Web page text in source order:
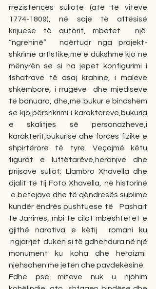
rrezistencës suliote (atë të viteve
1774-1809), në saje të aftësisë
krijuese të autorit, mbetet  një
“ngrehinë”  ndërtuar nga projekt-
shkrime artistike,më e dukshme kjo në
mënyrën se si na jepet konfigurimi i
fshatrave të asaj krahine, i maleve
shkëmbore, i rrugëve  dhe mjediseve
të banuara, dhe,më bukur e bindshëm
se kjo,përshkrimi i karaktereve,bukuria
e skalitjes së personazheve,i
karakterit,bukurisë dhe forcës fizike e
shpirtërore të tyre. Veçojmë këtu
figurat e luftëtarëve,heronjve dhe
prijsave suliot: Llambro Xhavella dhe
djalit të tij Foto Xhavella, në historinë
e betejave dhe të qëndresës sublime
kundër ëndrës pushtuese të   Pashait
të Janinës, mbi të cilat mbështetet e
gjithë narativa e këtij  romani ku
ngjarrjet  duken si të gdhendura në një
monument ku koha dhe heroizmi
njehsohen me jetën dhe pavdekësinë.
Edhe pse miteve nuk u njohim